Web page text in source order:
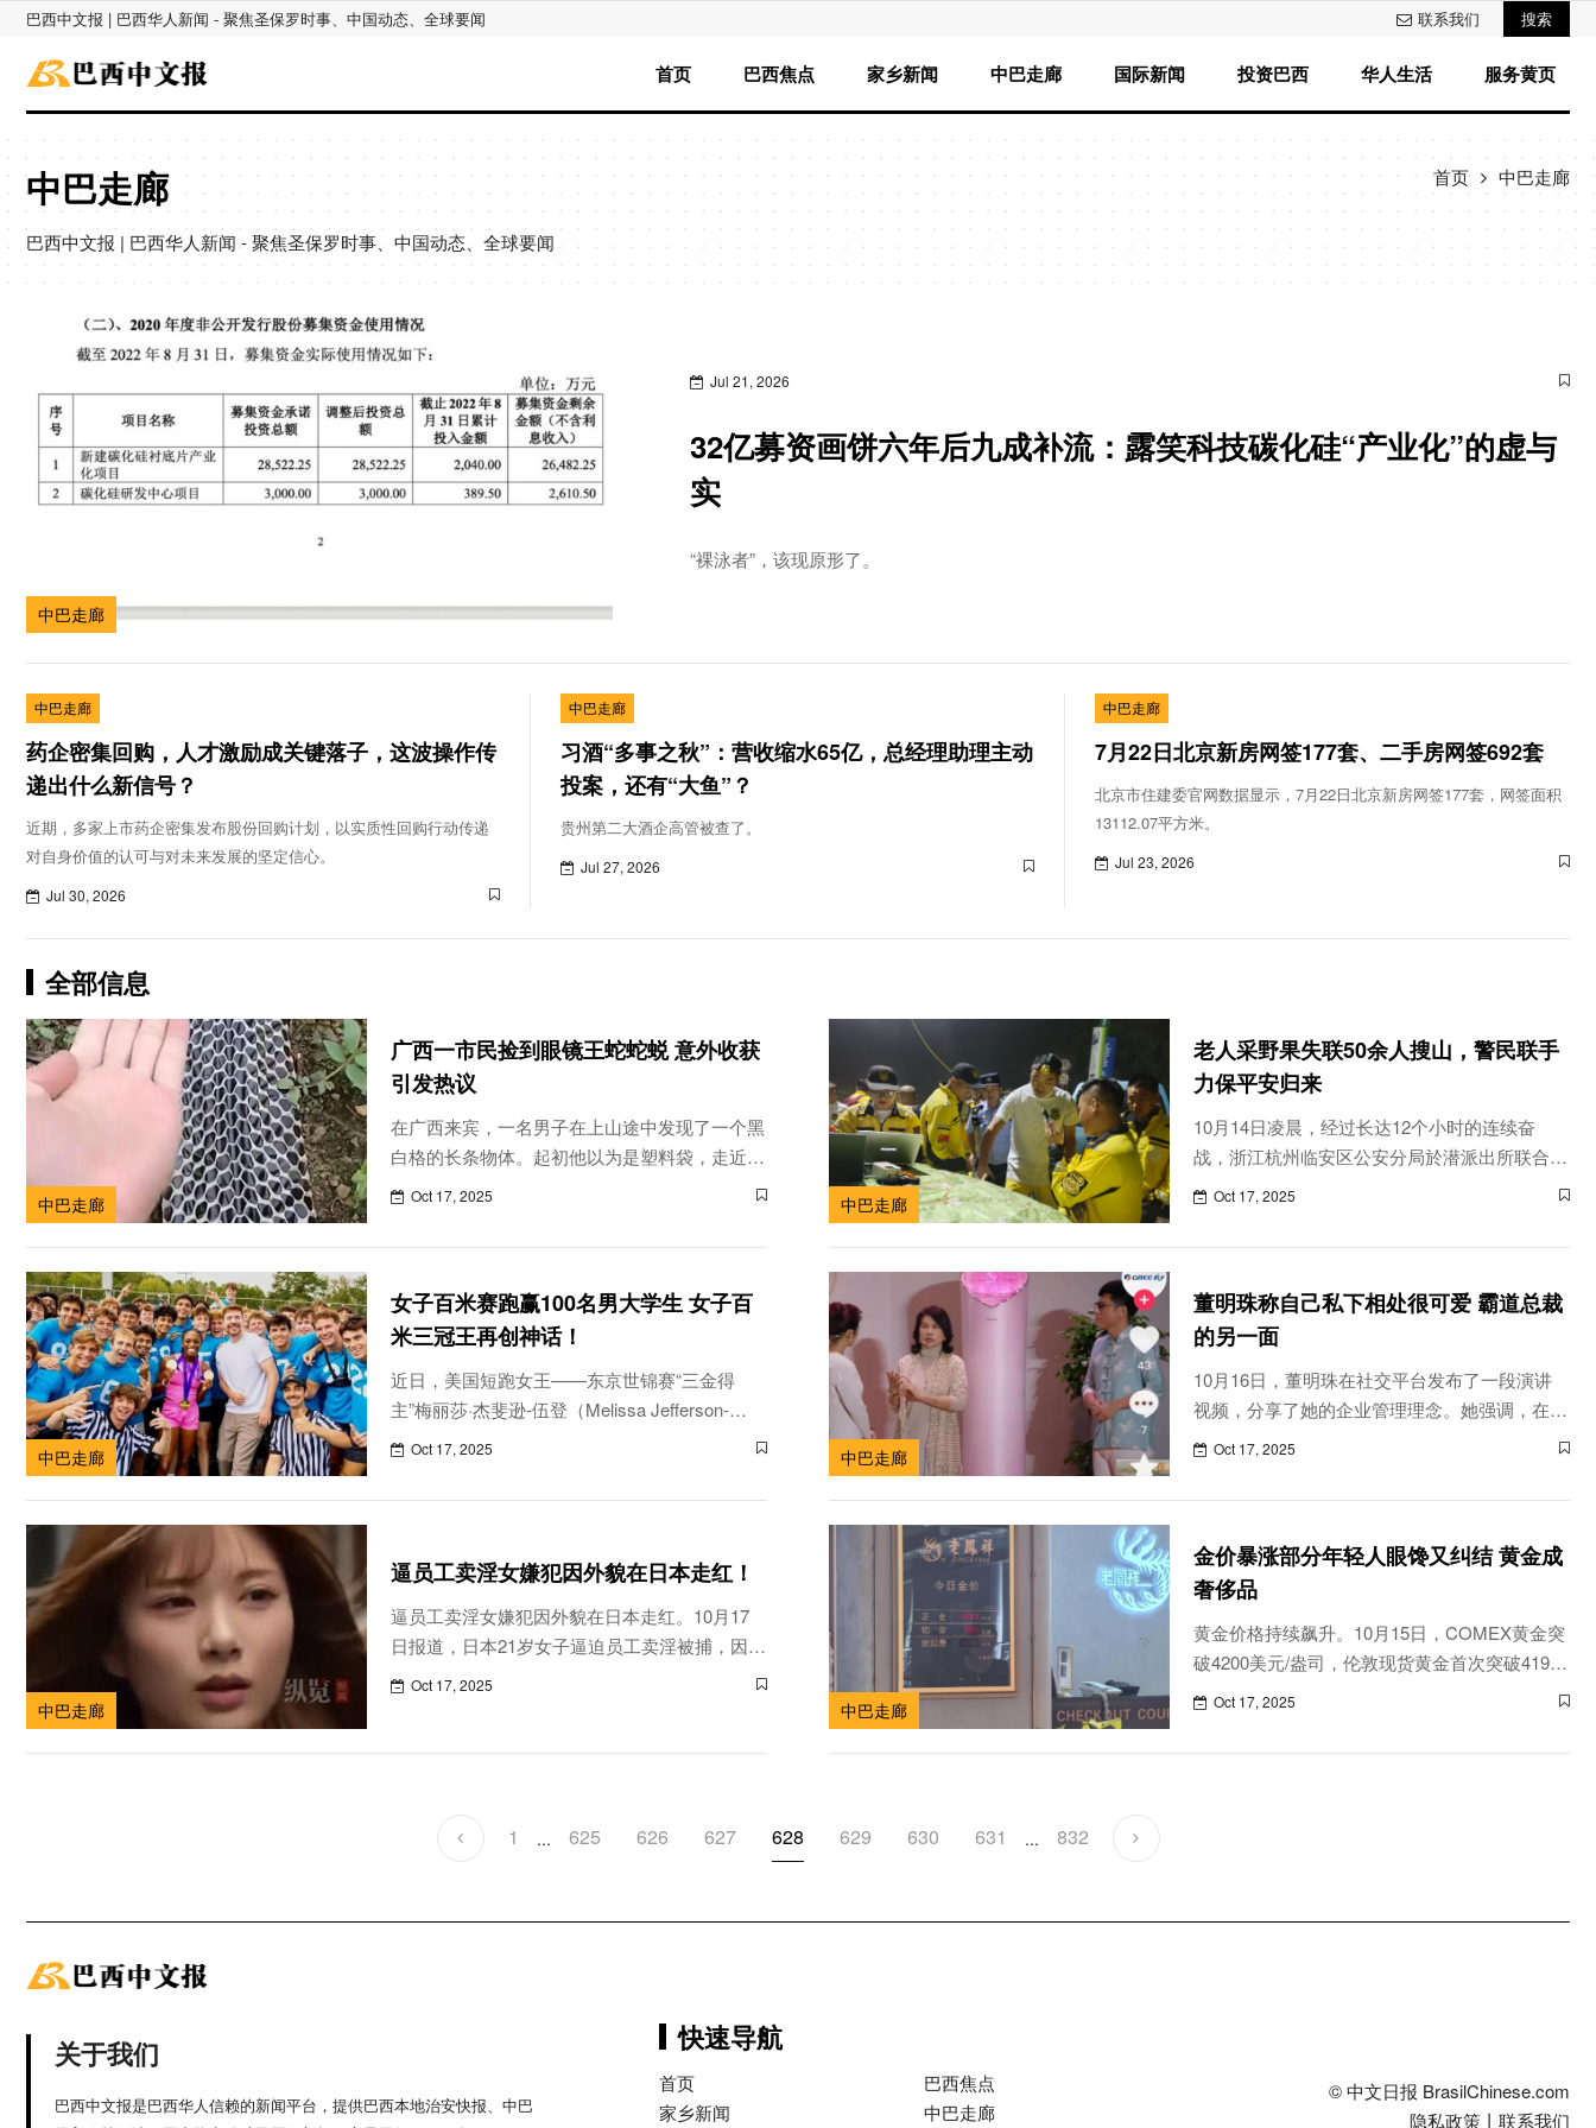
巴西中文报 | 巴西华人新闻 - 聚焦圣保罗时事、中国动态、全球要闻 联系我们 搜索
首页 巴西焦点 家乡新闻 中巴走廊 国际新闻 投资巴西 华人生活 服务黄页
中巴走廊
巴西中文报 | 巴西华人新闻 - 聚焦圣保罗时事、中国动态、全球要闻
首页 中巴走廊
中巴走廊
Jul 21, 2026
32亿募资画饼六年后九成补流：露笑科技碳化硅“产业化”的虚与
实
“裸泳者”，该现原形了。
中巴走廊
药企密集回购，人才激励成关键落子，这波操作传
递出什么新信号？
近期，多家上市药企密集发布股份回购计划，以实质性回购行动传递
对自身价值的认可与对未来发展的坚定信心。
Jul 30, 2026
中巴走廊
习酒“多事之秋”：营收缩水65亿，总经理助理主动
投案，还有“大鱼”？
贵州第二大酒企高管被查了。
Jul 27, 2026
中巴走廊
7月22日北京新房网签177套、二手房网签692套
北京市住建委官网数据显示，7月22日北京新房网签177套，网签面积
13112.07平方米。
Jul 23, 2026
全部信息
中巴走廊
广西一市民捡到眼镜王蛇蛇蜕 意外收获
引发热议
在广西来宾，一名男子在上山途中发现了一个黑
白格的长条物体。起初他以为是塑料袋，走近一
看才发现是一条相当完整的眼镜王蛇蛇蜕。这条
斤
Oct 17, 2025 中巴走廊
老人采野果失联50余人搜山，警民联手
力保平安归来
10月14日凌晨，经过长达12个小时的连续奋
战，浙江杭州临安区公安分局於潜派出所联合多
支救援力量，成功在天目山深处找回两名走失的
了救援队伍的体力与毅力，更展现出警民同心、
Oct 17, 2025
中巴走廊
女子百米赛跑赢100名男大学生 女子百
米三冠王再创神话！
近日，美国短跑女王——东京世锦赛“三金得
主”梅丽莎·杰斐逊-伍登（Melissa Jefferson-
Wooden）再度成为全球焦点。她在一场由知名
北卡罗来纳大学的100名男大学生，最终凭借...
Oct 17, 2025 中巴走廊
董明珠称自己私下相处很可爱 霸道总裁
的另一面
10月16日，董明珠在社交平台发布了一段演讲
视频，分享了她的企业管理理念。她强调，在管
理中不应该顾及面子，而应严格要求。董明珠认
霸道，但她认为这种霸道是有道理的
Oct 17, 2025
中巴走廊
逼员工卖淫女嫌犯因外貌在日本走红！
逼员工卖淫女嫌犯因外貌在日本走红。10月17
日报道，日本21岁女子逼迫员工卖淫被捕，因外
貌在日本走红。涉嫌暴力逼迫多名女员工卖淫，
Oct 17, 2025
中巴走廊
金价暴涨部分年轻人眼馋又纠结 黄金成
奢侈品
黄金价格持续飙升。10月15日，COMEX黄金突
破4200美元/盎司，伦敦现货黄金首次突破4190
美元关口，最高触及4193美元/盎司，涨幅达
60%
Oct 17, 2025
1 ... 625 626 627 628 629 630 631 ... 832
关于我们
巴西中文报是巴西华人信赖的新闻平台，提供巴西本地治安快报、中巴
快速导航
首页
巴西焦点
家乡新闻
中巴走廊
© 中文日报 BrasilChinese.com
隐私政策 丨 联系我们